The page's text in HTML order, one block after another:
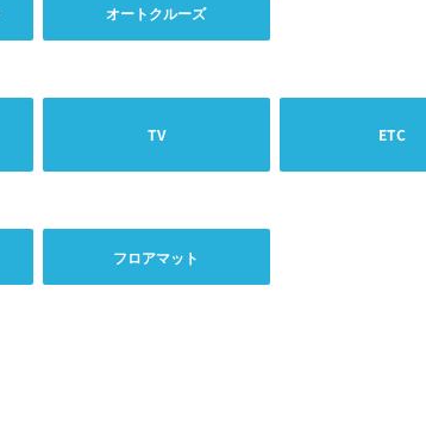
オートクルーズ
TV ETC
フロアマット